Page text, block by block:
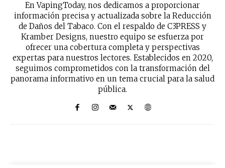
En VapingToday, nos dedicamos a proporcionar
información precisa y actualizada sobre la Reducción
de Daños del Tabaco. Con el respaldo de C3PRESS y
Kramber Designs, nuestro equipo se esfuerza por
ofrecer una cobertura completa y perspectivas
expertas para nuestros lectores. Establecidos en 2020,
seguimos comprometidos con la transformación del
panorama informativo en un tema crucial para la salud
pública.